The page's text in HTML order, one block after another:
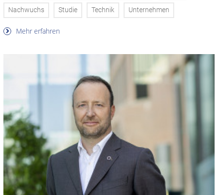
Nachwuchs Studie Technik Unternehmen
Mehr erfahren